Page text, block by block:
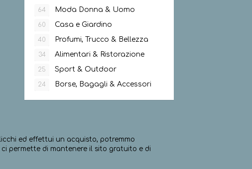
64 Moda Donna & Uomo
60 Casa e Giardino
40 Profumi, Trucco & Bellezza
34 Alimentari & Ristorazione
25 Sport & Outdoor
24 Borse, Bagagli & Accessori
ed effettui un acquisto, potremmo
permette di mantenere il sito gratuito e di